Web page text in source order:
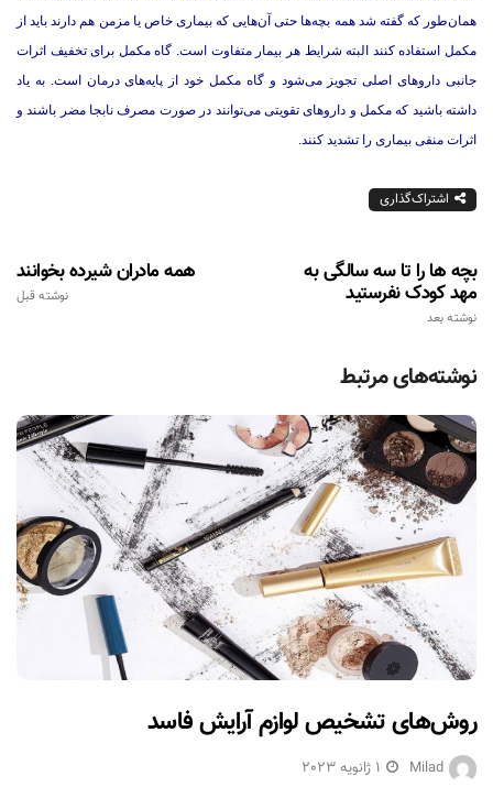
همان‌طور که گفته شد همه بچه‌ها حتی آن‌هایی که بیماری خاص یا مزمن هم دارند باید از
مکمل استفاده کنند البته شرایط هر بیمار متفاوت است. ‌گاه مکمل برای تخفیف اثرات
جانبی داروهای اصلی تجویز می‌شود و ‌گاه مکمل خود از پایه‌های درمان است. به یاد
داشته باشید که مکمل و داروهای تقویتی می‌توانند در صورت مصرف نابجا مضر باشند و
اثرات منفی بیماری را تشدید کنند.
اشتراک‌گذاری
همه مادران شیرده بخوانند
نوشته قبل
بچه ها را تا سه سالگی به
مهد کودک نفرستید
نوشته بعد
نوشته‌های مرتبط
روش‌های تشخیص لوازم آرایش فاسد
Milad 1 ژانویه 2023